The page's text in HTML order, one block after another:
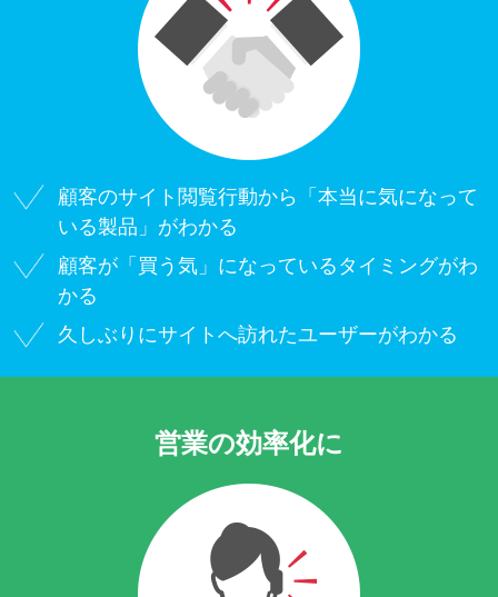
顧客のサイト閲覧行動から「本当に気になって
いる製品」がわかる
顧客が「買う気」になっているタイミングがわ
かる
久しぶりにサイトへ訪れたユーザーがわかる
営業の効率化に